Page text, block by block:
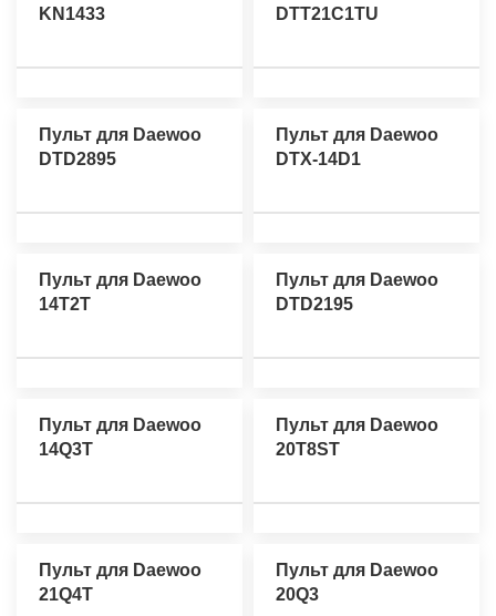
KN1433
DTT21C1TU
Пульт для Daewoo
DTD2895
Пульт для Daewoo
DTX-14D1
Пульт для Daewoo
14T2T
Пульт для Daewoo
DTD2195
Пульт для Daewoo
14Q3T
Пульт для Daewoo
20T8ST
Пульт для Daewoo
21Q4T
Пульт для Daewoo
20Q3